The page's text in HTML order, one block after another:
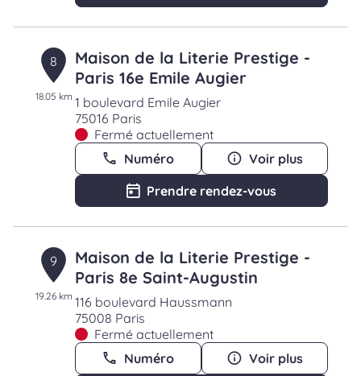
8
18.05 km
Maison de la Literie Prestige -
Paris 16e Emile Augier
1 boulevard Emile Augier
75016 Paris
Fermé actuellement
Numéro
Voir plus
Prendre rendez-vous
9
19.26 km
Maison de la Literie Prestige -
Paris 8e Saint-Augustin
116 boulevard Haussmann
75008 Paris
Fermé actuellement
Numéro
Voir plus